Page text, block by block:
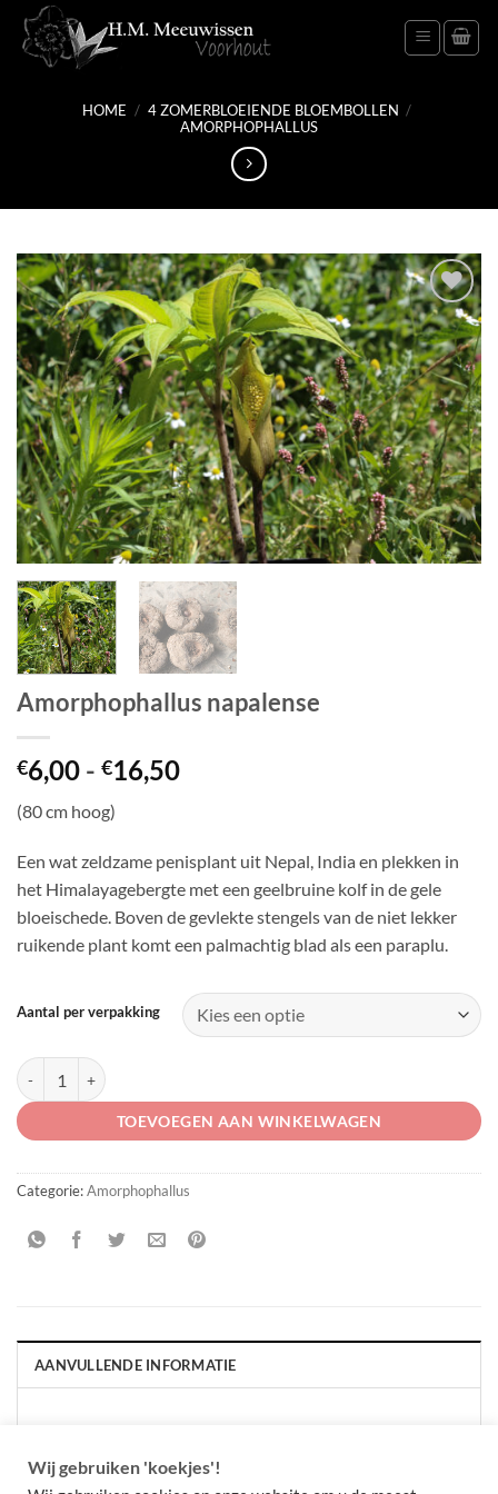
naar
inhoud
HOME / 4 ZOMERBLOEIENDE BLOEMBOLLEN /
AMORPHOPHALLUS
Toevoegen
aan
verlanglijst
Amorphophallus napalense
€6,00 - €16,50Prijsklasse:
€16,50
(80 cm hoog)
Een wat zeldzame penisplant uit Nepal, India en plekken in
het Himalayagebergte met een geelbruine kolf in de gele
bloeischede. Boven de gevlekte stengels van de niet lekker
ruikende plant komt een palmachtig blad als een paraplu.
Aantal per verpakking
Amorphophallus napalense aantal
TOEVOEGEN AAN WINKELWAGEN
Categorie:Amorphophallus
AANVULLENDE INFORMATIE
Wij gebruiken 'koekjes'!